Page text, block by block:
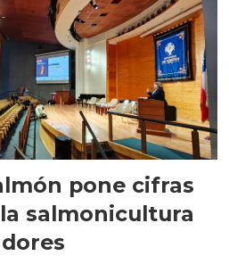
pone cifras
salmonicultura